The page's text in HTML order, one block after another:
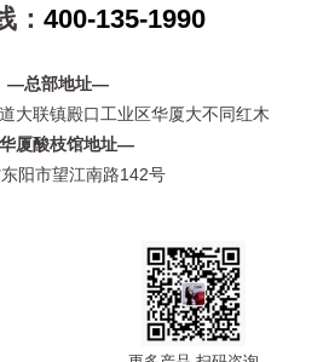
： 400-135-1990
—总部地址—
大联镇殿口工业区华厦大不同红木
厦酸枝馆地址—
阳市望江南路142号